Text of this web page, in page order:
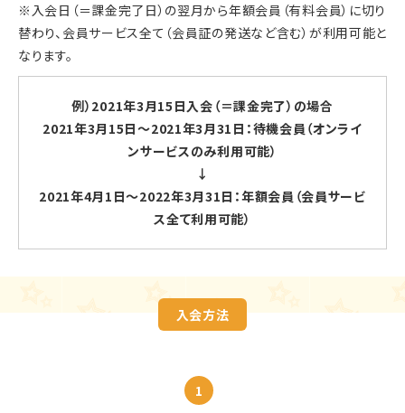
※入会日（＝課金完了日）の翌月から年額会員（有料会員）に切り
替わり、会員サービス全て（会員証の発送など含む）が利用可能と
なります。
例）2021年3月15日入会（＝課金完了）の場合
2021年3月15日〜2021年3月31日：待機会員（オンライ
ンサービスのみ利用可能）
↓
2021年4月1日〜2022年3月31日：年額会員（会員サービ
ス全て利用可能）
入会方法
1